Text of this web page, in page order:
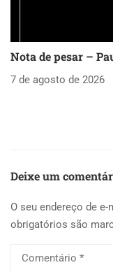
Nota de pesar –
7 de agosto de 2026
Deixe um
O seu endereço de
obrigatórios são